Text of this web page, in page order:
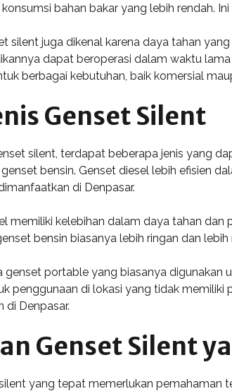
bahan bakar yang lebih rendah.
silent juga dikenal karena daya tahan
dapat beroperasi dalam waktu
berbagai kebutuhan, baik komersial
Genset Silent
silent, terdapat beberapa jenis yang
bensin. Genset diesel lebih efisien
di Denpasar.
memiliki kelebihan dalam daya tahan
bensin biasanya lebih ringan dan
genset portable yang biasanya digunakan
penggunaan di lokasi yang tidak memiliki
di Denpasar.
Genset Silent
yang tepat memerlukan pemahaman